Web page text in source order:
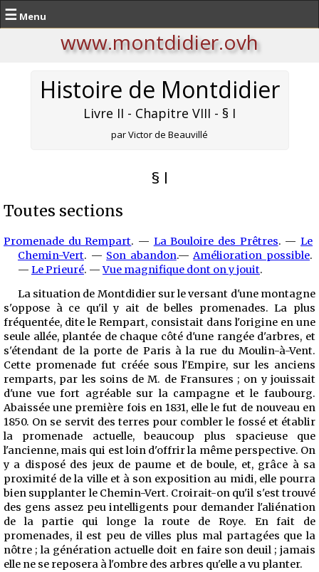
☰ Menu
www.montdidier.ovh
Histoire de Montdidier
Livre II - Chapitre VIII - § I
par Victor de Beauvillé
§ I
Toutes sections
Promenade du Rempart. — La Bouloire des Prêtres. —Le
Chemin-Vert. — Son abandon.—Amélioration possible.
— Le Prieuré. —Vue magnifique dont on y jouit.
La situation de Montdidier sur le versant d'une montagne
s'oppose à ce qu'il y ait de belles promenades. La plus
fréquentée, dite le Rempart, consistait dans l'origine en une
seule allée, plantée de chaque côté d'une rangée d'arbres, et
s'étendant de la porte de Paris à la rue du Moulin-à-Vent.
Cette promenade fut créée sous l'Empire, sur les anciens
remparts, par les soins de M. de Fransures ; on y jouissait
d'une vue fort agréable sur la campagne et le faubourg.
Abaissée une première fois en 1831, elle le fut de nouveau en
1850. On se servit des terres pour combler le fossé et établir
la promenade actuelle, beaucoup plus spacieuse que
l'ancienne, mais qui est loin d'offrir la même perspective. On
y a disposé des jeux de paume et de boule, et, grâce à sa
proximité de la ville et à son exposition au midi, elle pourra
bien supplanter le Chemin-Vert. Croirait-on qu'il s'est trouvé
des gens assez peu intelligents pour demander l'aliénation
de la partie qui longe la route de Roye. En fait de
promenades, il est peu de villes plus mal partagées que la
nôtre ; la génération actuelle doit en faire son deuil ; jamais
elle ne se reposera à l'ombre des arbres qu'elle a vu planter.